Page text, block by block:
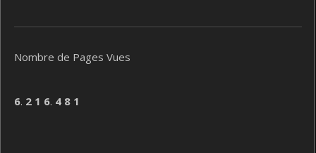
Nombre de Pages Vues
6. 2 1 6. 4 8 1